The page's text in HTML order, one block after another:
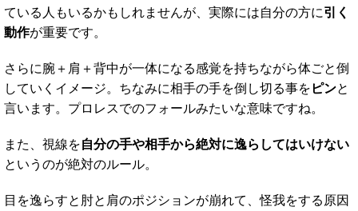
ている人もいるかもしれませんが、実際には自分の方に引く
動作が重要です。
さらに腕＋肩＋背中が一体になる感覚を持ちながら体ごと倒
していくイメージ。ちなみに相手の手を倒し切る事を ピンと
言います。プロレスでのフォールみたいな意味ですね。
また、視線を自分の手や相手から絶対に逸らしてはいけない
というのが絶対のルール。
目を逸らすと肘と肩のポジションが崩れて、怪我をする原因